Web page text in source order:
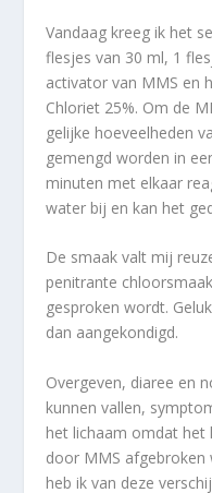
Vandaag kreeg ik het
flesjes van 30 ml, 1
activator van MMS en
Chloriet 25%. Om de
gelijke hoeveelheden
gemengd worden in
minuten met elkaar
water bij en kan het
De smaak valt mij
penitrante
gesproken wordt.
dan aangekondigd.
Overgeven, diaree en
kunnen vallen,
het lichaam omdat
door MMS afgebroken
heb ik van deze